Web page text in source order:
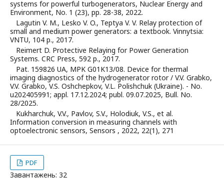
systems for powerful turbogenerators, Nuclear Energy and
Environment, No. 1 (23), pp. 28-38, 2022.
Lagutin V. M., Lesko V. O., Teptya V. V. Relay protection of
small and medium power generators: a textbook. Vinnytsia:
VNTU, 104 p., 2017.
Reimert D. Protective Relaying for Power Generation
Systems. CRC Press, 592 p., 2017.
Pat. 159826 UA, MPK G01K13/08. Device for thermal
imaging diagnostics of the hydrogenerator rotor / V.V. Grabko,
V.V. Grabko, V.S. Oshchepkov, V.L. Polishchuk (Ukraine). - No.
u202405991; appl. 17.12.2024; publ. 09.07.2025, Bull. No.
28/2025.
Kukharchuk, V.V., Pavlov, S.V., Holodiuk, V.S., et al.
Information conversion in measuring channels with
optoelectronic sensors, Sensors , 2022, 22(1), 271
PDF
Завантажень: 32